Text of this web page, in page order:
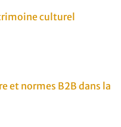
culturel
et normes B2B dans la